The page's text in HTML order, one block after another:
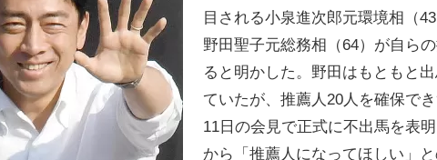
目される小泉進次郎元環境相（43
野田聖子元総務相（64）が自ら
ると明かした。野田はもともと
ていたが、推薦人20人を確保でき
11日の会見で正式に不出馬を表
から「推薦人になってほしい」